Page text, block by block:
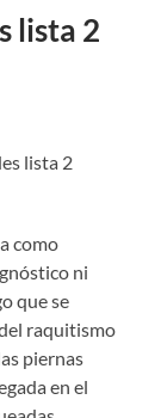
lista 2
lista 2
como
ni
que se
raquitismo
piernas
en el